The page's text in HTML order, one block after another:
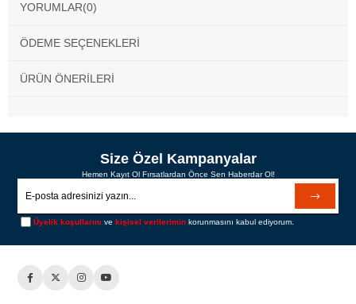
YORUMLAR(0)
ÖDEME SEÇENEKLERI
ÜRÜN ÖNERILERI
Size Özel Kampanyalar
Hemen Kayıt Ol Fırsatlardan Önce Sen Haberdar Ol!
Üyelik koşullarını ve kişisel verilerimin korunmasını kabul ediyorum.